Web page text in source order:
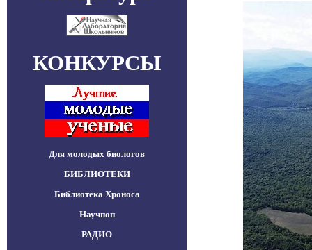
КОНКУРСЫ
Для молодых биологов
БИБЛИОТЕКИ
Библиотека Хроноса
Научпоп
РАДИО